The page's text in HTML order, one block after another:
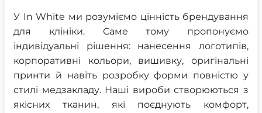
У In White ми розуміємо цінність брендування
для клініки. Саме тому пропонуємо
індивідуальні рішення: нанесення логотипів,
корпоративні кольори, вишивку, оригінальні
принти й навіть розробку форми повністю у
стилі медзакладу. Наші вироби створюються з
якісних тканин, які поєднують комфорт,